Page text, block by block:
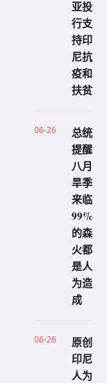
亚投
行支
持印
尼抗
疫和
扶贫
06-26
总统
提醒
八月
旱季
来临
99%
的森
火都
是人
为造
成
06-26
原创
印尼
人为